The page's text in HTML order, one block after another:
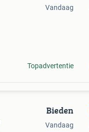
Vandaag
Topadvertentie
Bieden
Vandaag